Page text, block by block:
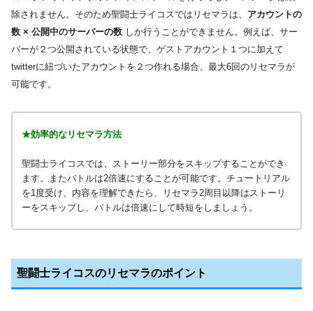
除されません。そのため聖闘士ライコスではリセマラは、 アカウントの
数 × 公開中のサーバーの数 しか行うことができません。例えば、サー
バーが２つ公開されている状態で、ゲストアカウント１つに加えて
twitterに紐づいたアカウントを２つ作れる場合、最大6回のリセマラが
可能です。
★効率的なリセマラ方法
聖闘士ライコスでは、ストーリー部分をスキップすることができ
ます。またバトルは2倍速にすることが可能です。チュートリアル
を1度受け、内容を理解できたら、リセマラ2周目以降はストーリ
ーをスキップし、バトルは倍速にして時短をしましょう。
聖闘士ライコスのリセマラのポイント